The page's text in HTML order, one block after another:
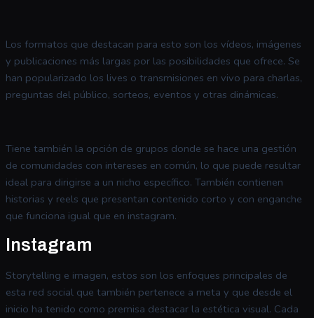
Los formatos que destacan para esto son los vídeos, imágenes
y publicaciones más largas por las posibilidades que ofrece. Se
han popularizado los lives o transmisiones en vivo para charlas,
preguntas del público, sorteos, eventos y otras dinámicas.
Tiene también la opción de grupos donde se hace una gestión
de comunidades con intereses en común, lo que puede resultar
ideal para dirigirse a un nicho específico. También contienen
historias y reels que presentan contenido corto y con enganche
que funciona igual que en instagram.
Instagram
Storytelling e imagen, estos son los enfoques principales de
esta red social que también pertenece a meta y que desde el
inicio ha tenido como premisa destacar la estética visual. Cada